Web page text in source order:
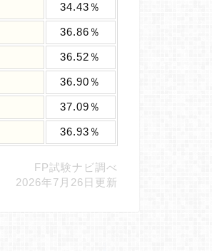
34.43％
36.86％
36.52％
36.90％
37.09％
36.93％
FP試験ナビ調べ
2026年7月26日更新